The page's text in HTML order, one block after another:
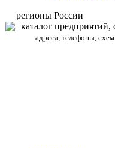
регионы России
каталог
адреса, телефоны,